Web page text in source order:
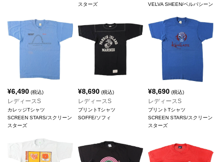
スターズ
VELVA SHEEN/ベルバシーン
¥6,490 (税込)
レディースS
カレッジTシャツ
SCREEN STARS/スクリーン
スターズ
¥8,690(税込)
レディースS
プリントTシャツ
SOFFE/ソフィ
¥8,690 (税込)
レディースS
プリントTシャツ
SCREEN STARS/スクリーン
スターズ